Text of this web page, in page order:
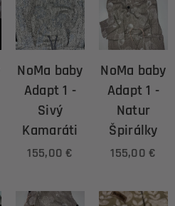
NoMa baby
Adapt 1 -
Sivý
Kamaráti
155,00 €
NoMa baby
Adapt 1 -
Natur
Špirálky
155,00 €